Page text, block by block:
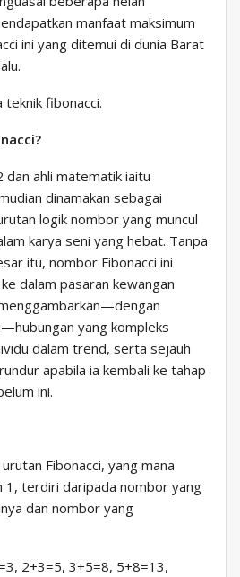
manfaat maksimum
ini yang ditemui di dunia Barat
teknik fibonacci.
dan ahli matematik iaitu
dinamakan sebagai
logik nombor yang muncul
karya seni yang hebat. Tanpa
itu, nombor Fibonacci ini
dalam pasaran kewangan
yang kompleks
dalam trend, serta sejauh
apabila ia kembali ke tahap
ini.
Fibonacci, yang mana
1, terdiri daripada nombor yang
dan nombor yang
2+3=5, 3+5=8, 5+8=13,